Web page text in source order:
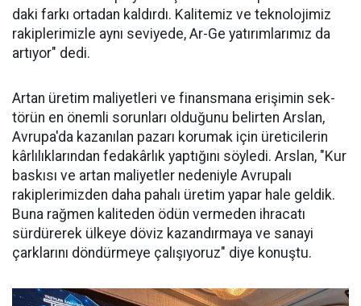
daki farkı ortadan kaldırdı. Kalitemiz ve teknolojimiz
ra­kiplerimizle aynı seviyede, Ar-Ge ya­tırımlarımız da
ar­tıyor" dedi.
Artan üretim ma­liyetleri ve finans­mana erişimin sek­
törün en önemli sorunları oldu­ğunu belirten Arslan,
Avrupa'da kazanılan pazarı korumak için üreticilerin
kârlılıklarından fe­dakârlık yaptığını söyledi. Arslan, "Kur
baskısı ve artan maliyetler nedeniyle Avrupalı
rakiplerimiz­den daha pahalı üretim yapar ha­le geldik.
Buna rağmen kaliteden ödün vermeden ihracatı
sürdüre­rek ülkeye döviz kazandırmaya ve sanayi
çarklarını döndürmeye ça­lışıyoruz" diye konuştu.